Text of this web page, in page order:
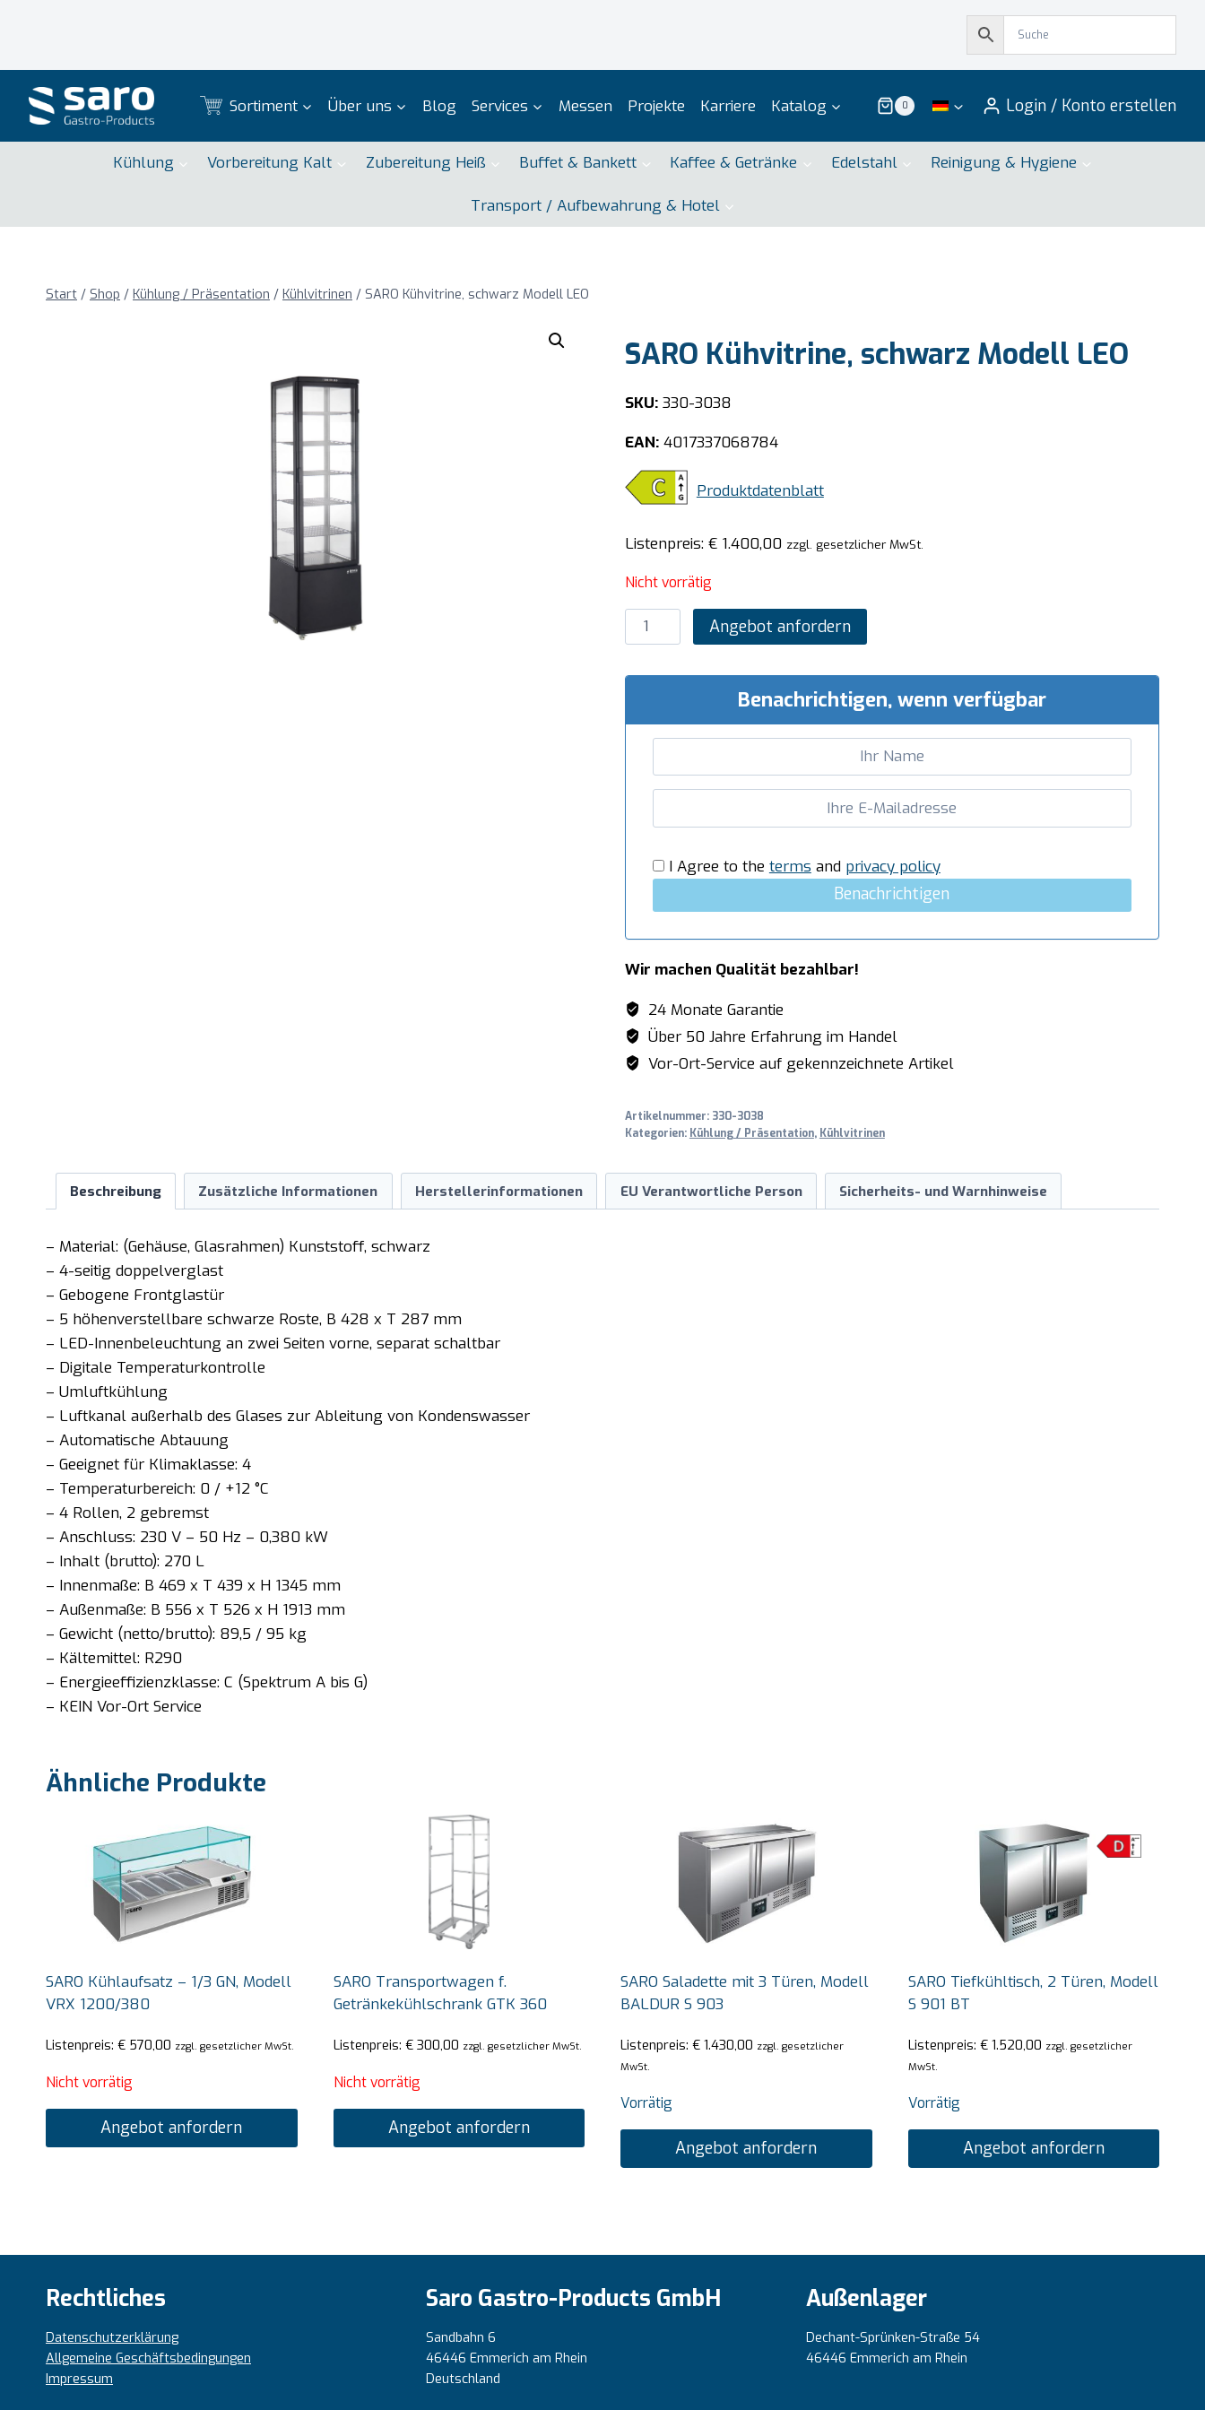
Sortiment Über uns Blog Services Messen Projekte Karriere Katalog 0 Login / Konto erstellen
Kühlung Vorbereitung Kalt Zubereitung Heiß Buffet & Bankett Kaffee & Getränke Edelstahl Reinigung & Hygiene
Transport / Aufbewahrung & Hotel
Start / Shop / Kühlung / Präsentation / Kühlvitrinen / SARO Kühvitrine, schwarz Modell LEO
SARO Kühvitrine, schwarz Modell LEO
SKU:330-3038
EAN:4017337068784
Produktdatenblatt
Listenpreis: €1.400,00 zzgl. gesetzlicher MwSt.
Nicht vorrätig
SARO
Kühvitrine,
Menge
Angebot anfordern
Benachrichtigen, wenn verfügbar
I Agree to the terms and privacy policy
Benachrichtigen
Wir machen Qualität bezahlbar!
24 Monate Garantie
Über 50 Jahre Erfahrung im Handel
Vor-Ort-Service auf gekennzeichnete Artikel
Artikelnummer: 330-3038
Kategorien: Kühlung / Präsentation, Kühlvitrinen
Beschreibung Zusätzliche Informationen Herstellerinformationen EU Verantwortliche Person Sicherheits- und Warnhinweise
– Material: (Gehäuse, Glasrahmen) Kunststoff, schwarz
– 4-seitig doppelverglast
– Gebogene Frontglastür
– 5 höhenverstellbare schwarze Roste, B 428 x T 287 mm
– LED-Innenbeleuchtung an zwei Seiten vorne, separat schaltbar
– Digitale Temperaturkontrolle
– Umluftkühlung
– Luftkanal außerhalb des Glases zur Ableitung von Kondenswasser
– Automatische Abtauung
– Geeignet für Klimaklasse: 4
– Temperaturbereich: 0 / +12 °C
– 4 Rollen, 2 gebremst
– Anschluss: 230 V – 50 Hz – 0,380 kW
– Inhalt (brutto): 270 L
– Innenmaße: B 469 x T 439 x H 1345 mm
– Außenmaße: B 556 x T 526 x H 1913 mm
– Gewicht (netto/brutto): 89,5 / 95 kg
– Kältemittel: R290
– Energieeffizienzklasse: C (Spektrum A bis G)
– KEIN Vor-Ort Service
Ähnliche Produkte
SARO Kühlaufsatz – 1/3 GN, Modell
VRX 1200/380
Listenpreis: € 570,00 zzgl. gesetzlicher MwSt.
Nicht vorrätig
Angebot anfordern
SARO Transportwagen f.
Getränkekühlschrank GTK 360
Listenpreis: €300,00 zzgl. gesetzlicher MwSt.
Nicht vorrätig
Angebot anfordern
SARO Saladette mit 3 Türen, Modell
BALDUR S 903
Listenpreis: € 1.430,00 zzgl. gesetzlicher
MwSt.
Vorrätig
Angebot anfordern
SARO Tiefkühltisch, 2 Türen, Modell
S 901 BT
Listenpreis: €1.520,00 zzgl. gesetzlicher
MwSt.
Vorrätig
Angebot anfordern
Rechtliches
Datenschutzerklärung
Allgemeine Geschäftsbedingungen
Impressum
Saro Gastro-Products GmbH
Sandbahn 6
46446 Emmerich am Rhein
Deutschland
Außenlager
Dechant-Sprünken-Straße 54
46446 Emmerich am Rhein